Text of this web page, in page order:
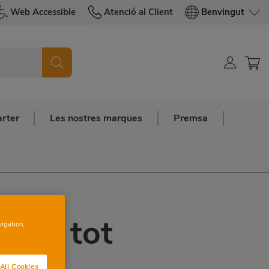
Web Accessible Atenció al Client Benvingut
Les nostres marques Premsa
de tot
Cookies